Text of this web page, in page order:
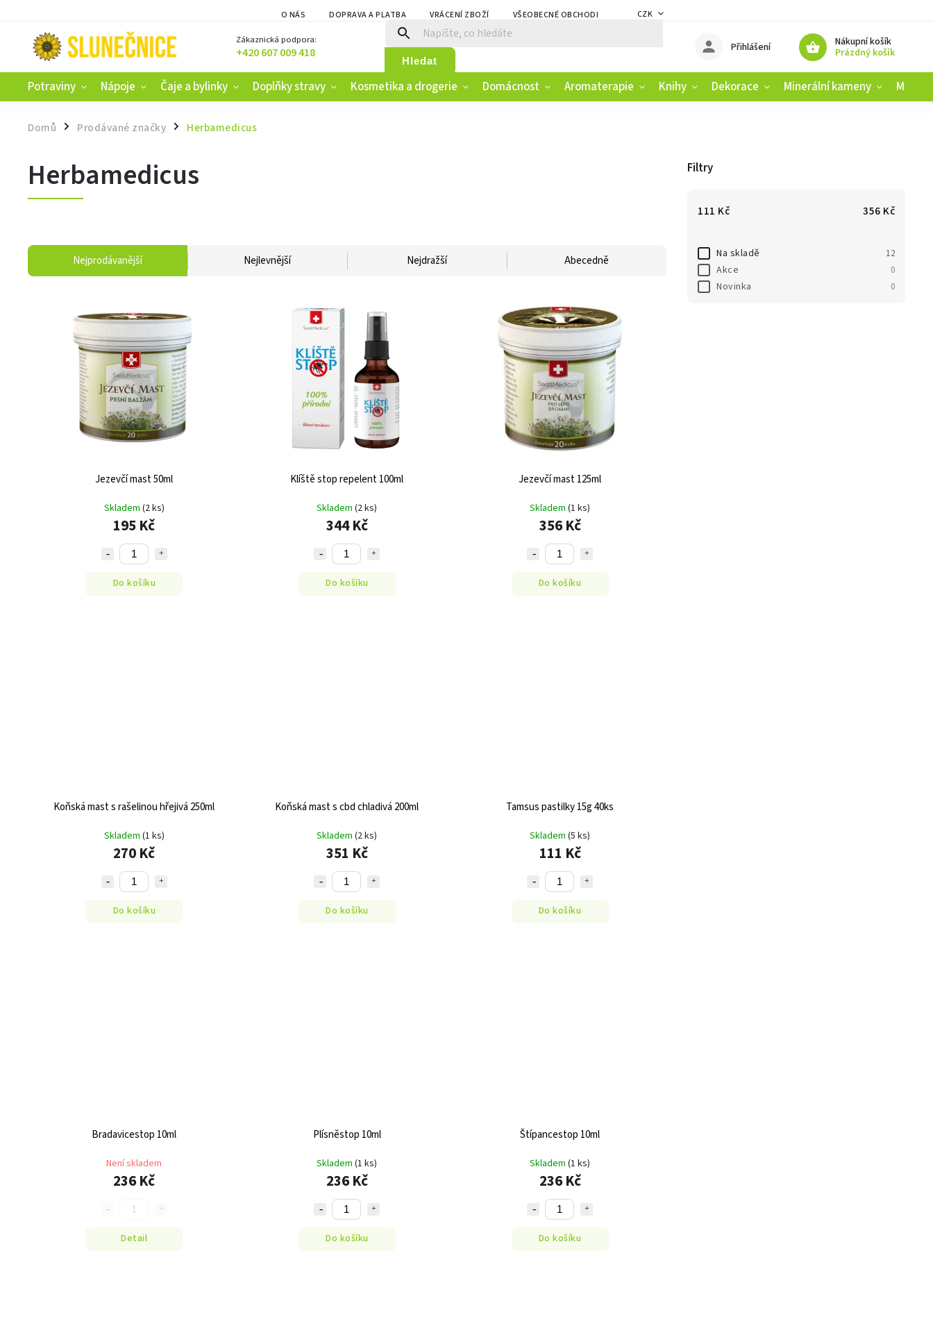
O NÁS DOPRAVA A PLATBA VRÁCENÍ ZBOŽÍ VŠEOBECNÉ OBCHODNÍ PODMÍNKY
CZK
Zákaznická podpora:
+420 607 009 418 Hledat
Nákupní košík
Prázdný košík
Přihlášení
Potraviny Nápoje Čaje a bylinky Doplňky stravy Kosmetika a drogerie Domácnost Aromaterapie Knihy Dekorace Minerální kameny
Domů / Prodávané značky / Herbamedicus
Filtry
111 Kč 356 Kč
Na skladě 12
Akce 0
Novinka 0
Herbamedicus
Nejprodávanější Nejlevnější Nejdražší Abecedně
Jezevčí mast 50ml
Skladem (2 ks)
195 Kč
Do košíku
Klíště stop repelent 100ml
Skladem(2 ks)
344 Kč
Do košíku
Jezevčí mast 125ml
Skladem(1 ks)
356 Kč
Do košíku
Koňská mast s rašelinou hřejivá 250ml
Skladem (1 ks)
270 Kč
Do košíku
Koňská mast s cbd chladivá 200ml
Skladem(2 ks)
351 Kč
Do košíku
Tamsus pastilky 15g 40ks
Skladem(5 ks)
111 Kč
Do košíku
Bradavicestop 10ml
Není skladem
236 Kč
Detail
Plísněstop 10ml
Skladem(1 ks)
236 Kč
Do košíku
Štípancestop 10ml
Skladem(1 ks)
236 Kč
Do košíku